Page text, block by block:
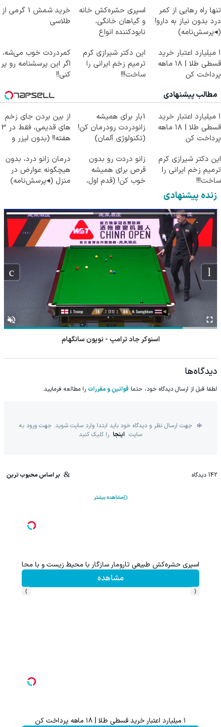
تنها راه رهایی از کمر
درد بدون نیاز به دارو!
(◂پرسش‌نامه)
اسپری حشره‌کش خانه
و گیاهان خانگی،
نابودکننده انواع
خرید شمش 1 گرمی از
طلاسی
۱ میلیارد اعتبار خرید
قسطی طلا | ۱۸ ماهه
پرداخت کن
این دکتر شیرازی کرم
ترمیم زخم ایرانی را
ساخت!!!
کمردردت خوب می‌شه،
اگر این پرسشنامه رو پر
کنی!!
مطالب پیشنهادی
۱ میلیارد اعتبار خرید
قسطی طلا | ۱۸ ماهه
پرداخت کن
1بار برای همیشه
زانودردت رودرمان کن!
(تکنولوژی آلمان)
از بین بردن جای زخم
های قدیمی، فقط در 3
هفته!! (بدون لیزر و
این دکتر شیرازی کرم
ترمیم زخم ایرانی را
ساخت!!!
زانو دردت رو بدون
قرص برای همیشه
خوب کن! (قدم اول،
درمان زانو درد، بدون
هیچگونه عوارض در
منزل (◂پرسش‌نامه)
زنده پیشنهادی
اسنوکر جاد ترامپ - نوپون سانگهام
دیدگاه‌ها
لطفا قبل از ارسال دیدگاه خود، حتما قوانین و مقررات را مطالعه فرمایید.
جهت ارسال نظر و دیدگاه خود باید ابتدا وارد سایت شوید. جهت ورود به
سایت اینجا را کلیک کنید
142 دیدگاه بر اساس محبوب ترین
مشاهده بیشتر
اسپری حشره‌کش طبیعی تارومار سازگار با محیط زیست و با محافظت
مشاهده
‹
›
۱ میلیارد اعتبار خرید قسطی طلا | ۱۸ ماهه پرداخت کن